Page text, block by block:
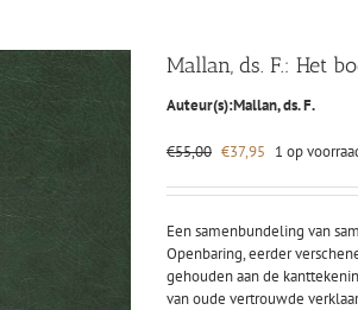
Mallan, ds. F.: Het
Auteur(s):Mallan, ds. F.
€55,00 Oorspronkelijke
was:
€37,95 Huidige
is:
1 op
Een samenbundeling van
Openbaring, eerder
gehouden aan de
van oude vertrouwde